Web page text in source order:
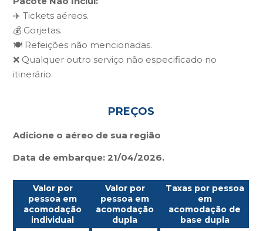
✈️ Tickets aéreos.
💰 Gorjetas.
🍽️ Refeições não mencionadas.
❌ Qualquer outro serviço não especificado no
itinerário.
PREÇOS
Adicione o aéreo de sua região
Data de embarque: 21/04/2026.
Valor por
pessoa em
acomodação
individual
Valor por
pessoa em
acomodação
dupla
Taxas por pessoa
em
acomodação de
base dupla